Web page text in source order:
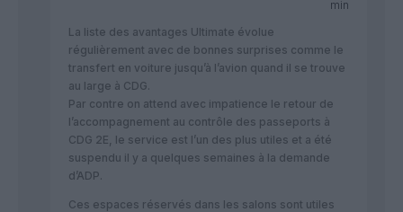
min
La liste des avantages Ultimate évolue
régulièrement avec de bonnes surprises comme le
transfert en voiture jusqu’à l’avion quand il se trouve
au large à CDG.
Par contre on attend avec impatience le retour de
l’accompagnement au contrôle des passeports à
CDG 2E, le service est l’un des plus utiles et a été
suspendu il y a quelques semaines à la demande
d’ADP.
Ces espaces réservés dans les salons sont utiles